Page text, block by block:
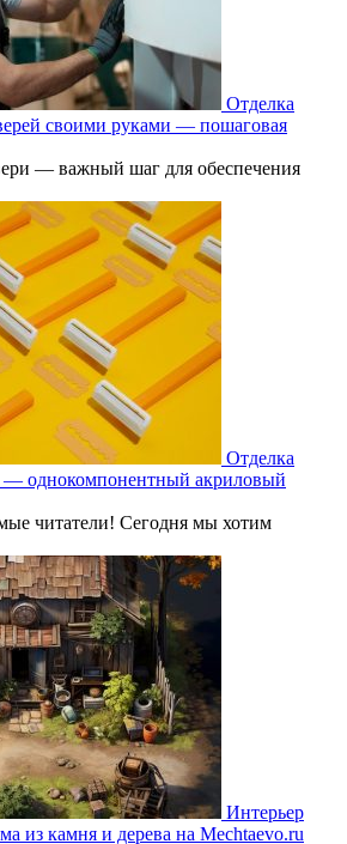
Отделка
своими руками — пошаговая
— важный шаг для обеспечения
Отделка
— однокомпонентный акриловый
читатели! Сегодня мы хотим
Интерьер
из камня и дерева на Mechtaevo.ru